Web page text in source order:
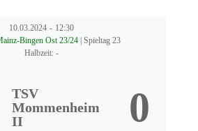
10.03.2024 - 12:30
Bingen Ost 23/24 | Spieltag 23
Halbzeit: -
TSV
Mommenheim
II
0